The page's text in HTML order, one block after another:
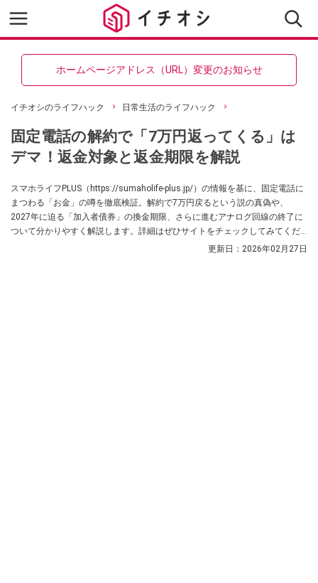
ホームページアドレス（URL）変更のお知らせ
イチオシのライフハック 日常生活のライフハック
固定電話の解約で「7万円返ってくる」は
デマ！返金対象と返金期限を解説
スマホライフPLUS（https://sumaholife-plus.jp/）の情報を基に、固定電話に
まつわる「お金」の噂を徹底検証。解約で7万円戻るという説の真偽や、
2027年に迫る「加入者債券」の換金期限、さらに進むアナログ回線の終了に
ついて分かりやすく解説します。詳細はぜひサイトをチェックしてみてくだ
更新日： 2026年02月27日